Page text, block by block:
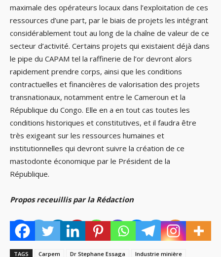
maximale des opérateurs locaux dans l’exploitation de ces
ressources d’une part, par le biais de projets les intégrant
considérablement tout au long de la chaîne de valeur de ce
secteur d’activité. Certains projets qui existaient déjà dans
le pipe du CAPAM tel la raffinerie de l’or devront alors
rapidement prendre corps, ainsi que les conditions
contractuelles et financières de valorisation des projets
transnationaux, notamment entre le Cameroun et la
République du Congo. Elle en a en tout cas toutes les
conditions historiques et constitutives, et il faudra être
très exigeant sur les ressources humaines et
institutionnelles qui devront suivre la création de ce
mastodonte économique par le Président de la
République.
Propos receuillis par la Rédaction
TAGS Carpem Dr Stephane Essaga Industrie minière